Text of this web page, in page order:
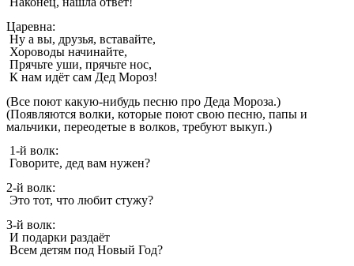
Царевна:
Ну а вы, друзья, вставайте,
Хороводы начинайте,
Прячьте уши, прячьте нос,
К нам идёт сам Дед Мороз!
(Все поют какую-нибудь песню про Деда Мороза.)
(Появляются волки, которые поют свою песню, папы и
мальчики, переодетые в волков, требуют выкуп.)
1-й волк:
Говорите, дед вам нужен?
2-й волк:
Это тот, что любит стужу?
3-й волк:
И подарки раздаёт
Всем детям под Новый Год?